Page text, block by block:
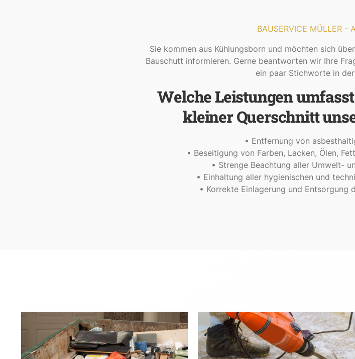
BAUSERVICE MÜLLER -
Sie kommen aus Kühlungsborn und möchten sich
Bauschutt informieren. Gerne beantworten wir Ihre
ein paar Stichworte in
Welche Leistungen
kleiner Querschnitt
• Entfernung von
• Beseitigung von Farben, Lacken, Ölen,
• Strenge Beachtung aller Umwelt-
• Einhaltung aller hygienischen und
• Korrekte Einlagerung und Entsorgung